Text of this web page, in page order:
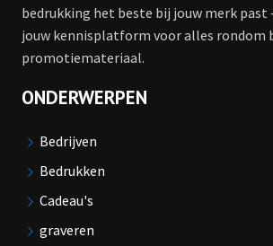
bedrukking het beste bij jouw merk past
jouw kennisplatform voor alles rondom
promotiemateriaal.
ONDERWERPEN
Bedrijven
Bedrukken
Cadeau's
graveren